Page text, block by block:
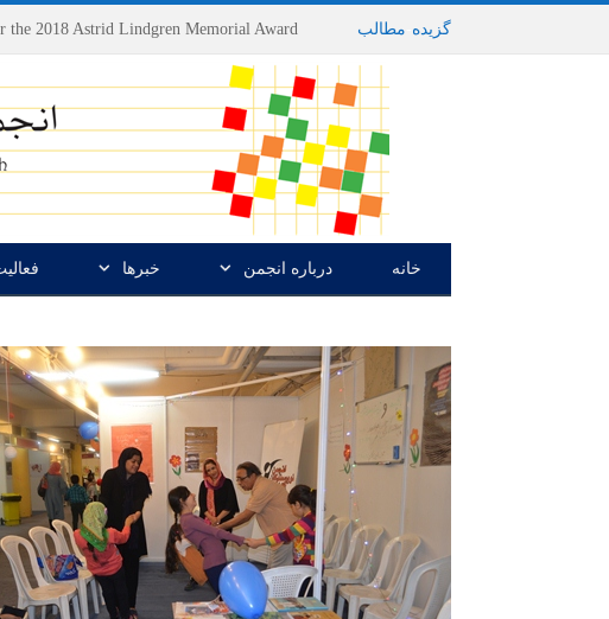
گزیده مطالب
خانه درباره انجمن خبرها